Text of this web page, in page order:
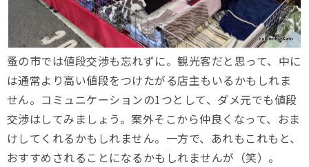
蚤の市では値段交渉も忘れずに。観光客だと思って、中に
は通常より高い値段をつけたがる店主もいるかもしれま
せん。コミュニケーションの1つとして、ダメ元でも値段
交渉はしてみましょう。案外そこから仲良くなって、おま
けしてくれるかもしれません。一方で、あれもこれもと、
おすすめされることになるかもしれませんが（笑）。